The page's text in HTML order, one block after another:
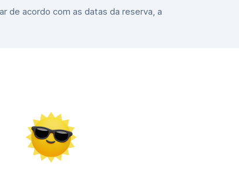
de acordo com as datas da reserva, a